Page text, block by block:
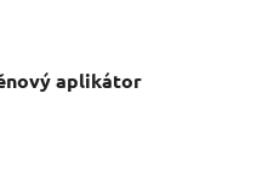
aplikátor